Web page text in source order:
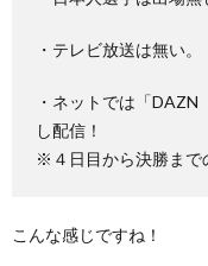
・テレビ放送は無い。
・ネットでは「
し配信！
※４日目から決勝まで
こんな感じですね！